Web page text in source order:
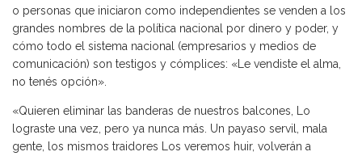
o personas que iniciaron como independientes se venden a los
grandes nombres de la política nacional por dinero y poder, y
cómo todo el sistema nacional (empresarios y medios de
comunicación) son testigos y cómplices: «Le vendiste el alma,
no tenés opción».
«Quieren eliminar las banderas de nuestros balcones, Lo
lograste una vez, pero ya nunca más. Un payaso servil, mala
gente, los mismos traidores Los veremos huir, volverán a